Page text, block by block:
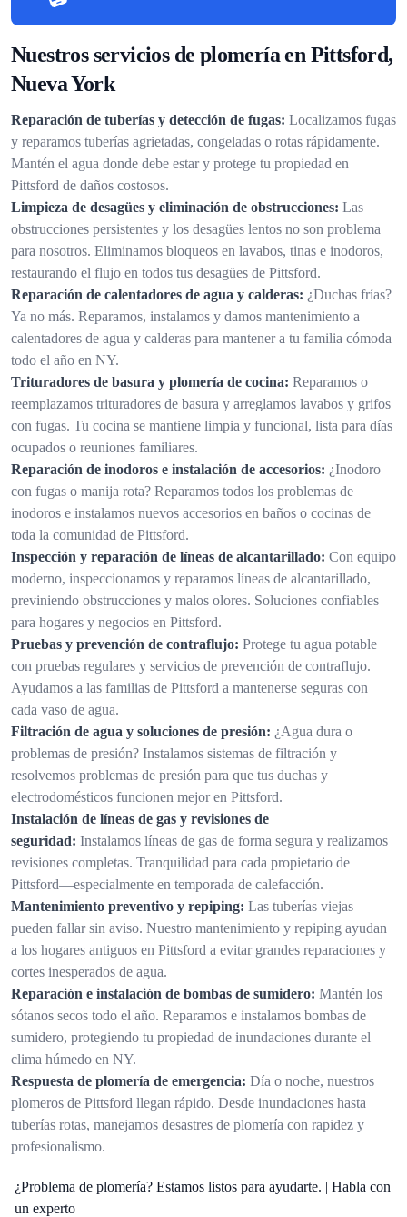
Nuestros servicios de plomería en Pittsford,
Nueva York
Reparación de tuberías y detección de fugas: Localizamos fugas
y reparamos tuberías agrietadas, congeladas o rotas rápidamente.
Mantén el agua donde debe estar y protege tu propiedad en
Pittsford de daños costosos.
Limpieza de desagües y eliminación de obstrucciones: Las
obstrucciones persistentes y los desagües lentos no son problema
para nosotros. Eliminamos bloqueos en lavabos, tinas e inodoros,
restaurando el flujo en todos tus desagües de Pittsford.
Reparación de calentadores de agua y calderas: ¿Duchas frías?
Ya no más. Reparamos, instalamos y damos mantenimiento a
calentadores de agua y calderas para mantener a tu familia cómoda
todo el año en NY.
Trituradores de basura y plomería de cocina: Reparamos o
reemplazamos trituradores de basura y arreglamos lavabos y grifos
con fugas. Tu cocina se mantiene limpia y funcional, lista para días
ocupados o reuniones familiares.
Reparación de inodoros e instalación de accesorios: ¿Inodoro
con fugas o manija rota? Reparamos todos los problemas de
inodoros e instalamos nuevos accesorios en baños o cocinas de
toda la comunidad de Pittsford.
Inspección y reparación de líneas de alcantarillado: Con equipo
moderno, inspeccionamos y reparamos líneas de alcantarillado,
previniendo obstrucciones y malos olores. Soluciones confiables
para hogares y negocios en Pittsford.
Pruebas y prevención de contraflujo: Protege tu agua potable
con pruebas regulares y servicios de prevención de contraflujo.
Ayudamos a las familias de Pittsford a mantenerse seguras con
cada vaso de agua.
Filtración de agua y soluciones de presión: ¿Agua dura o
problemas de presión? Instalamos sistemas de filtración y
resolvemos problemas de presión para que tus duchas y
electrodomésticos funcionen mejor en Pittsford.
Instalación de líneas de gas y revisiones de
seguridad: Instalamos líneas de gas de forma segura y realizamos
revisiones completas. Tranquilidad para cada propietario de
Pittsford—especialmente en temporada de calefacción.
Mantenimiento preventivo y repiping: Las tuberías viejas
pueden fallar sin aviso. Nuestro mantenimiento y repiping ayudan
a los hogares antiguos en Pittsford a evitar grandes reparaciones y
cortes inesperados de agua.
Reparación e instalación de bombas de sumidero: Mantén los
sótanos secos todo el año. Reparamos e instalamos bombas de
sumidero, protegiendo tu propiedad de inundaciones durante el
clima húmedo en NY.
Respuesta de plomería de emergencia: Día o noche, nuestros
plomeros de Pittsford llegan rápido. Desde inundaciones hasta
tuberías rotas, manejamos desastres de plomería con rapidez y
profesionalismo.
¿Problema de plomería? Estamos listos para ayudarte. | Habla con
un experto